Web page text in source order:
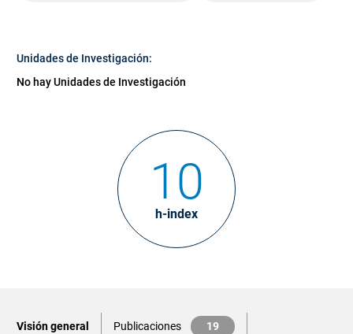
Unidades de Investigación:
No hay Unidades de Investigación
h-index
10
Visión general Publicaciones 19